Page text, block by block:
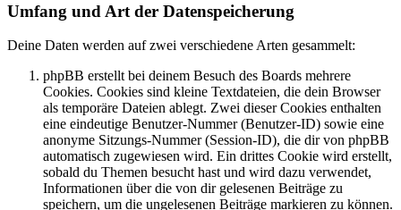
Umfang und Art der Datenspeicherung
Deine Daten werden auf zwei verschiedene Arten gesammelt:
phpBB erstellt bei deinem Besuch des Boards mehrere
Cookies. Cookies sind kleine Textdateien, die dein Browser
als temporäre Dateien ablegt. Zwei dieser Cookies enthalten
eine eindeutige Benutzer-Nummer (Benutzer-ID) sowie eine
anonyme Sitzungs-Nummer (Session-ID), die dir von phpBB
automatisch zugewiesen wird. Ein drittes Cookie wird erstellt,
sobald du Themen besucht hast und wird dazu verwendet,
Informationen über die von dir gelesenen Beiträge zu
speichern, um die ungelesenen Beiträge markieren zu können.